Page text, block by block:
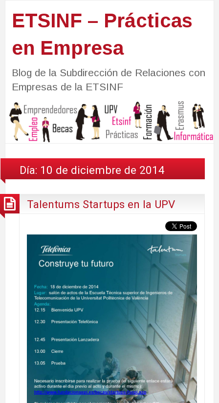
ETSINF – Prácticas
en Empresa
Blog de la Subdirección de Relaciones con
Empresas de la ETSINF
Día: 10 de diciembre de 2014
Talentums Startups en la UPV